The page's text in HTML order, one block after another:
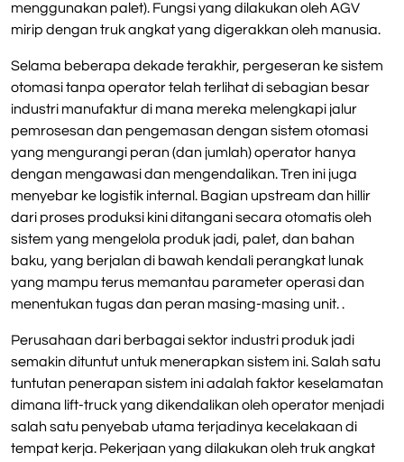
menggunakan palet). Fungsi yang dilakukan oleh AGV
mirip dengan truk angkat yang digerakkan oleh manusia.
Selama beberapa dekade terakhir, pergeseran ke sistem
otomasi tanpa operator telah terlihat di sebagian besar
industri manufaktur di mana mereka melengkapi jalur
pemrosesan dan pengemasan dengan sistem otomasi
yang mengurangi peran (dan jumlah) operator hanya
dengan mengawasi dan mengendalikan. Tren ini juga
menyebar ke logistik internal. Bagian upstream dan hillir
dari proses produksi kini ditangani secara otomatis oleh
sistem yang mengelola produk jadi, palet, dan bahan
baku, yang berjalan di bawah kendali perangkat lunak
yang mampu terus memantau parameter operasi dan
menentukan tugas dan peran masing-masing unit. .
Perusahaan dari berbagai sektor industri produk jadi
semakin dituntut untuk menerapkan sistem ini. Salah satu
tuntutan penerapan sistem ini adalah faktor keselamatan
dimana lift-truck yang dikendalikan oleh operator menjadi
salah satu penyebab utama terjadinya kecelakaan di
tempat kerja. Pekerjaan yang dilakukan oleh truk angkat